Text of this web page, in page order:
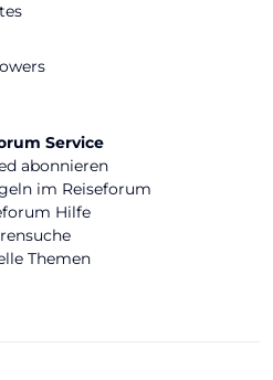
Service
abonnieren
im Reiseforum
Hilfe
Themen